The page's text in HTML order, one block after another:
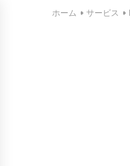
ホーム サービス